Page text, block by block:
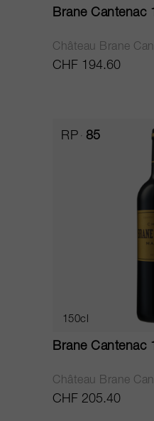
Brane Cantenac
Château Brane
CHF 194.60
RP 85
150cl
Brane Cantenac
Château Brane
CHF 205.40